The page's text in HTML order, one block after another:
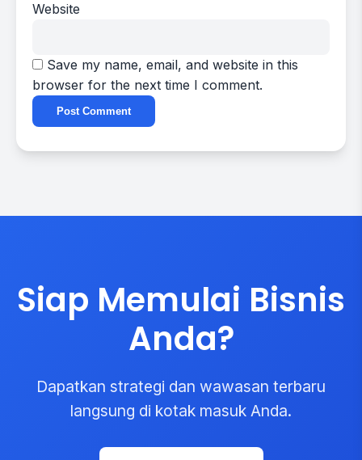
Website
Save my name, email, and website in this
browser for the next time I comment.
Siap Memulai Bisnis
Anda?
Dapatkan strategi dan wawasan terbaru
langsung di kotak masuk Anda.